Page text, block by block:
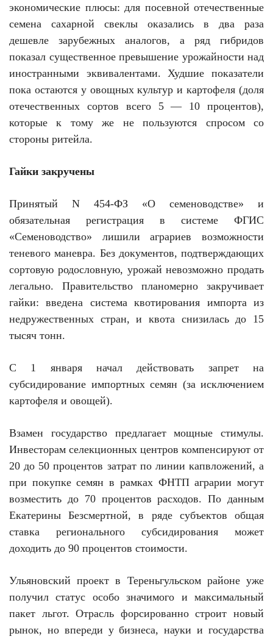
экономические плюсы: для посевной отечественные
семена сахарной свеклы оказались в два раза
дешевле зарубежных аналогов, а ряд гибридов
показал существенное превышение урожайности над
иностранными эквивалентами. Худшие показатели
пока остаются у овощных культур и картофеля (доля
отечественных сортов всего 5 — 10 процентов),
которые к тому же не пользуются спросом со
стороны ритейла.
Гайки закручены
Принятый N 454-ФЗ «О семеноводстве» и
обязательная регистрация в системе ФГИС
«Семеноводство» лишили аграриев возможности
теневого маневра. Без документов, подтверждающих
сортовую родословную, урожай невозможно продать
легально. Правительство планомерно закручивает
гайки: введена система квотирования импорта из
недружественных стран, и квота снизилась до 15
тысяч тонн.
С 1 января начал действовать запрет на
субсидирование импортных семян (за исключением
картофеля и овощей).
Взамен государство предлагает мощные стимулы.
Инвесторам селекционных центров компенсируют от
20 до 50 процентов затрат по линии капвложений, а
при покупке семян в рамках ФНТП аграрии могут
возместить до 70 процентов расходов. По данным
Екатерины Безсмертной, в ряде субъектов общая
ставка регионального субсидирования может
доходить до 90 процентов стоимости.
Ульяновский проект в Тереньгульском районе уже
получил статус особо значимого и максимальный
пакет льгот. Отрасль форсированно строит новый
рынок, но впереди у бизнеса, науки и государства